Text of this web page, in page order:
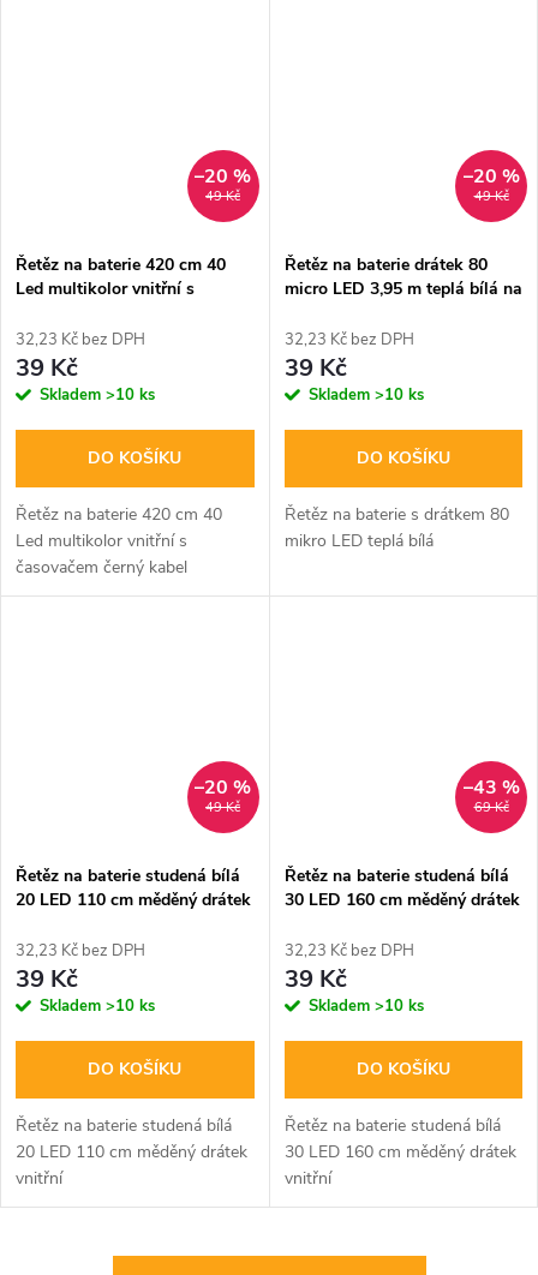
49 Kč
–20 %
Řetěz na baterie 420 cm 40
Led multikolor vnitřní s
32,23 Kč bez DPH
39 Kč
Skladem >10 ks
DO KOŠÍKU
Řetěz na baterie 420 cm 40
Led multikolor vnitřní s
časovačem černý kabel
49 Kč
–20 %
Řetěz na baterie drátek 80
micro LED 3,95 m teplá bílá na
32,23 Kč bez DPH
39 Kč
Skladem >10 ks
DO KOŠÍKU
Řetěz na baterie s drátkem 80
mikro LED teplá bílá
49 Kč
–20 %
Řetěz na baterie studená bílá
20 LED 110 cm měděný drátek
32,23 Kč bez DPH
39 Kč
Skladem >10 ks
DO KOŠÍKU
Řetěz na baterie studená bílá
20 LED 110 cm měděný drátek
vnitřní
69 Kč
–43 %
Řetěz na baterie studená bílá
30 LED 160 cm měděný drátek
32,23 Kč bez DPH
39 Kč
Skladem >10 ks
DO KOŠÍKU
Řetěz na baterie studená bílá
30 LED 160 cm měděný drátek
vnitřní